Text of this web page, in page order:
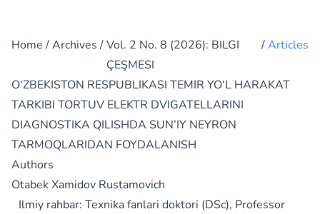
Home /Archives /Vol. 2 No. 8 (2026): BILGI
ÇEŞMESI
/Articles
O‘ZBEKISTON RESPUBLIKASI TEMIR YO‘L HARAKAT
TARKIBI TORTUV ELEKTR DVIGATELLARINI
DIAGNOSTIKA QILISHDA SUN’IY NEYRON
TARMOQLARIDAN FOYDALANISH
Authors
Otabek Xamidov Rustamovich
Ilmiy rahbar: Texnika fanlari doktori (DSc), Professor